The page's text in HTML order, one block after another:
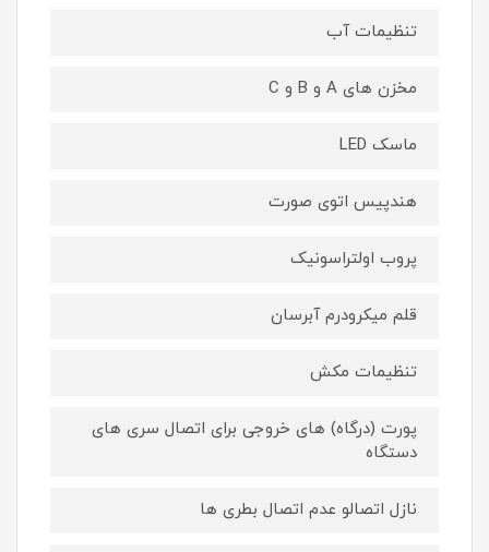
تنظیمات آب
مخزن های A و B و C
ماسک LED
هندپیس اتوی صورت
پروب اولتراسونیک
قلم میکرودرم آبرسان
تنظیمات مکش
پورت (درگاه) های خروجی برای اتصال سری های
دستگاه
نازل اتصالو عدم اتصال بطری ها